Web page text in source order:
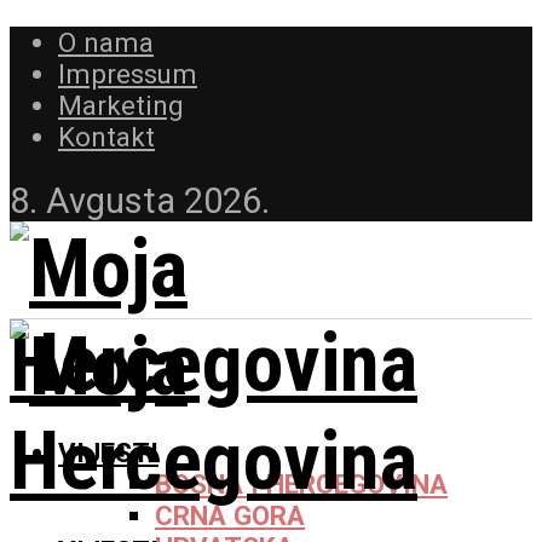
O nama
Impressum
Marketing
Kontakt
8. Avgusta 2026.
VIJESTI
BOSNA I HERCEGOVINA
CRNA GORA